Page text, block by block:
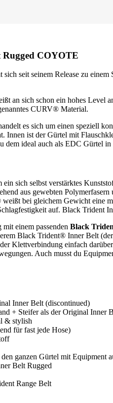
COYOTE
seit seinem Release zu
an sich schon ein hohes Level
CURV® Material.
es sich um einen speziell
Innen ist der Gürtel mit
dem ideal auch als EDC Gürtel
sich selbst verstärktes
aus gewebten
bei gleichem Gewicht eine
auf. Black Trident
einem passenden Black
Black Trident® Inner Belt
Klettverbindung einfach
Auch musst du
Inner Belt (discontinued)
+ Steifer als der Original Inner
& stylish
für fast jede Hose)
ganzen Gürtel mit Equipment
Belt Rugged
Range Belt